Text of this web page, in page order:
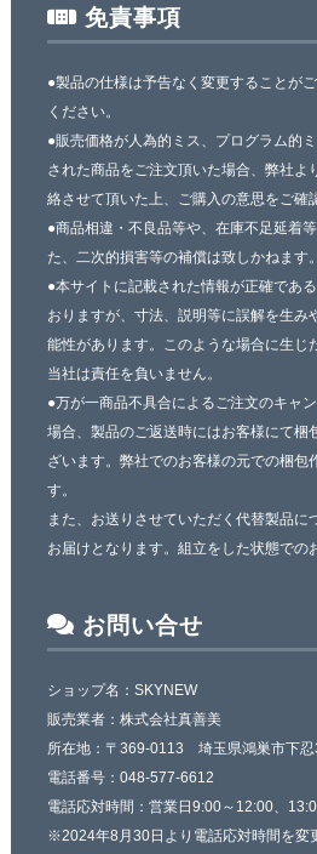
免責事項
●製品の仕様は予告なく変更することが
ください。
●販売価格が人為的ミス、プログラム的
された商品をご注文頂いた場合、弊社よ
絡させて頂いた上、ご購入の意思をご確
●商品相違・不良品等や、在庫不足延着
た、二次的損害等の補償は致しかねます。
●本サイトに記載された情報が正確であ
おりますが、寸法、説明等に誤解を生み
能性があります。このような場合に生じ
当社は責任を負いません。
●万が一商品不具合によるご注文のキャ
場合、製品のご返送時にはお客様にて梱
ざいます。弊社でのお客様の元での梱包
す。
また、お送りさせていただく代替製品に
お届けとなります。組立をした状態での
お問い合せ
ショップ名：SKYNEW
販売業者：株式会社真善美
所在地：〒369-0113 埼玉県鴻巣市下忍
電話番号：048-577-6612
電話応対時間：営業日9:00～12:00、
※2024年8月30日より電話応対時間を変